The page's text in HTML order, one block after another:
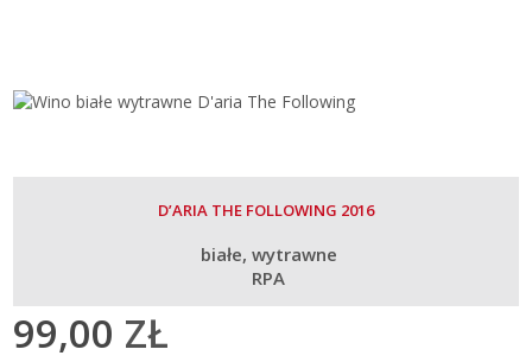
D’ARIA THE FOLLOWING 2016
białe wytrawne
RPA
99,00 ZŁ